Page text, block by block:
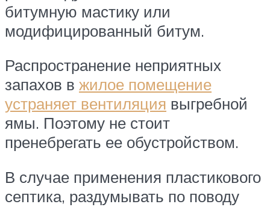
битумную мастику или
модифицированный битум.
Распространение неприятных
запахов в жилое помещение
устраняет вентиляция выгребной
ямы. Поэтому не стоит
пренебрегать ее обустройством.
В случае применения пластикового
септика, раздумывать по поводу